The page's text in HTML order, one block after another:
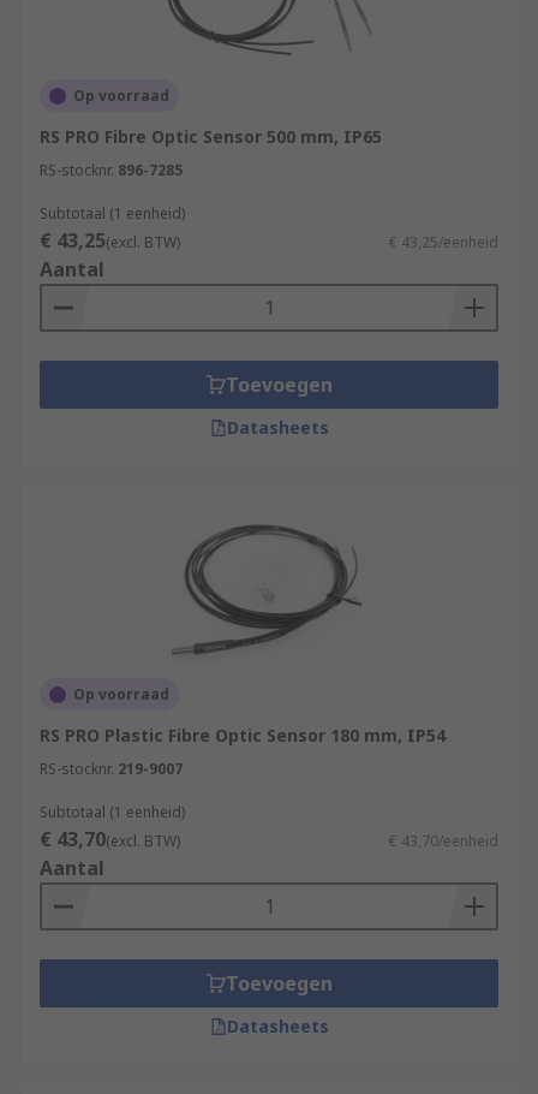
Op voorraad
RS PRO Fibre Optic Sensor 500 mm, IP65
RS-stocknr. 896-7285
Subtotaal (1 eenheid)
€ 43,25(excl. BTW) € 43,25/eenheid
Aantal
Toevoegen
Datasheets
Op voorraad
RS PRO Plastic Fibre Optic Sensor 180 mm, IP54
RS-stocknr. 219-9007
Subtotaal (1 eenheid)
€ 43,70(excl. BTW) € 43,70/eenheid
Aantal
Toevoegen
Datasheets